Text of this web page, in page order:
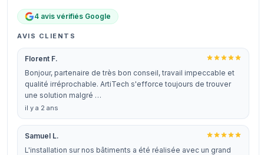
4 avis vérifiés Google
AVIS CLIENTS
Florent F.
Bonjour, partenaire de très bon conseil, travail impeccable et
qualité irréprochable. ArtiTech s'efforce toujours de trouver
une solution malgré …
il y a 2 ans
Samuel L.
L'installation sur nos bâtiments a été réalisée avec un grand